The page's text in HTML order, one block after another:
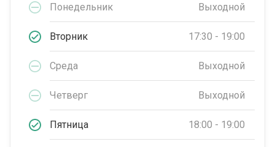
Понедельник Выходной
Вторник 17:30 - 19:00
Среда Выходной
Четверг Выходной
Пятница 18:00 - 19:00